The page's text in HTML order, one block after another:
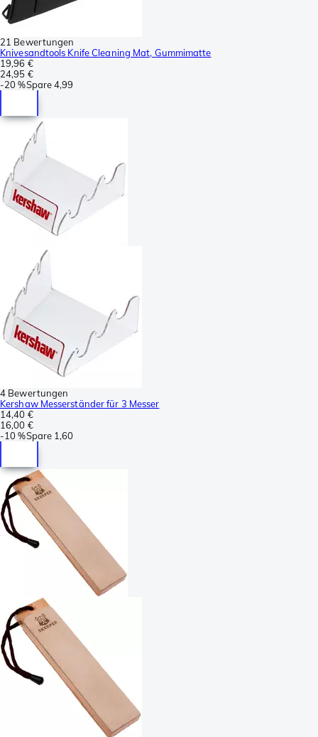
21 Bewertungen
Knivesandtools Knife Cleaning Mat, Gummimatte
19,96 €
24,95 €
-20 %Spare4,99
4 Bewertungen
Kershaw Messerständer für 3 Messer
14,40 €
16,00 €
-10 %Spare 1,60